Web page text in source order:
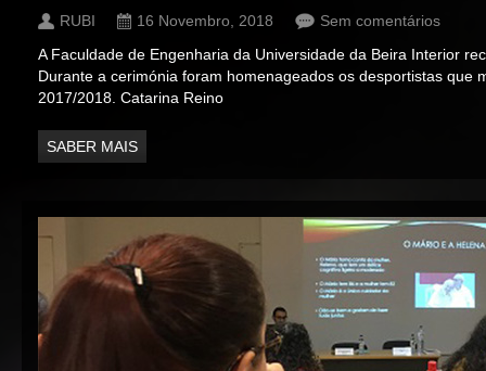
RUBI 16 Novembro, 2018
Sem comentários
A Faculdade de Engenharia da Universidade da Beira Interior
Durante a cerimónia foram homenageados os desportistas que
2017/2018. Catarina Reino
SABER MAIS